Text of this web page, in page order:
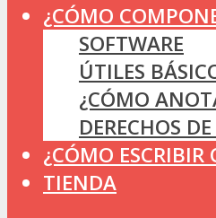
¿CÓMO
SOFTWARE
ÚTILES
¿CÓMO
DERECHOS
¿CÓMO ESCRIBIR
TIENDA